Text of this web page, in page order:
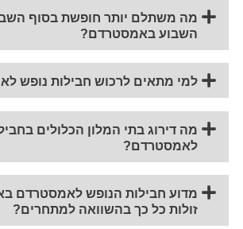
מה משתלם יותר חופשת בסוף
השבוע באמסטרדם?
למי מתאים לרכוש חבילות נופש
מה דירוג בתי המלון הכלולים
לאמסטרדם?
מדוע חבילות הנופש לאמסטרדם
זולות כל כך בהשוואה למתחרים?